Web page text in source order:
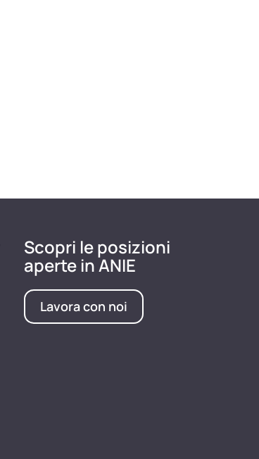
Scopri le posizioni
aperte in ANIE
Lavora con noi